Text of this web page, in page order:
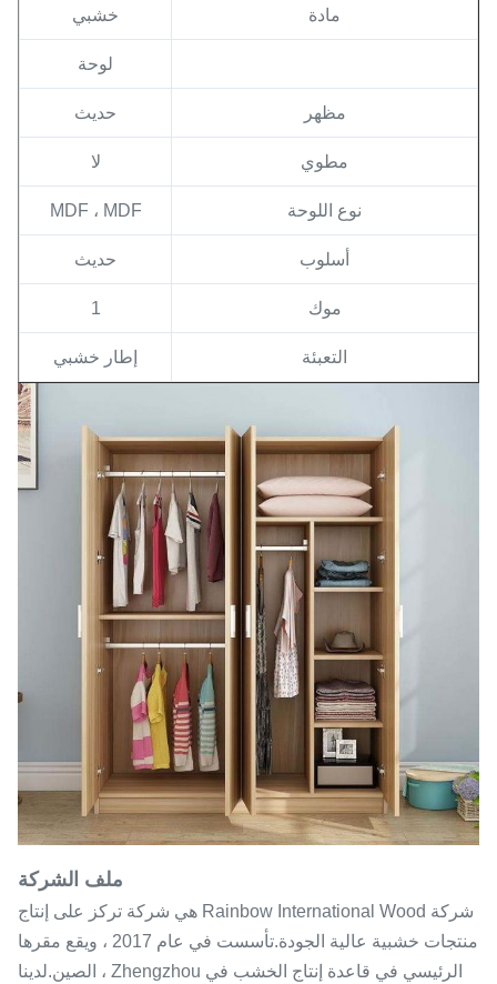
مادة خشبي
لوحة
مظهر حديث
مطوي لا
نوع اللوحة MDF ، MDF
أسلوب حديث
موك 1
التعبئة إطار خشبي
ملف الشركة
شركة Rainbow International Wood هي شركة تركز على إنتاج
منتجات خشبية عالية الجودة.تأسست في عام 2017 ، ويقع مقرها
الرئيسي في قاعدة إنتاج الخشب في Zhengzhou ، الصين.لدينا